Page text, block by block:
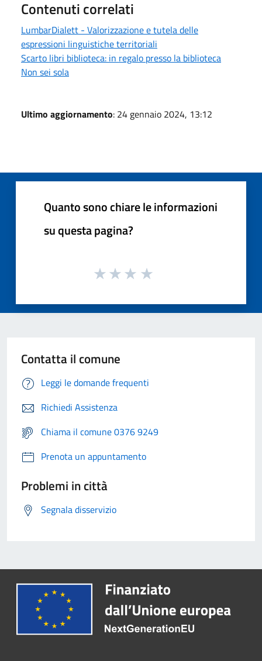
Contenuti correlati
LumbarDialett - Valorizzazione e tutela delle
espressioni linguistiche territoriali
Scarto libri biblioteca: in regalo presso la biblioteca
Non sei sola
Ultimo aggiornamento: 24 gennaio 2024, 13:12
Quanto sono chiare le informazioni
su questa pagina?
Contatta il comune
Leggi le domande frequenti
Richiedi Assistenza
Chiama il comune 0376 9249
Prenota un appuntamento
Problemi in città
Segnala disservizio